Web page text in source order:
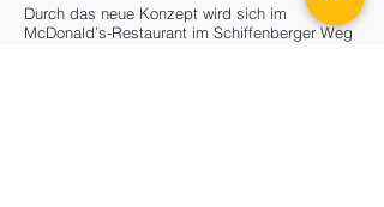
Durch das neue Konzept wird sich im
McDonald’s-Restaurant im Schiffenberger Weg